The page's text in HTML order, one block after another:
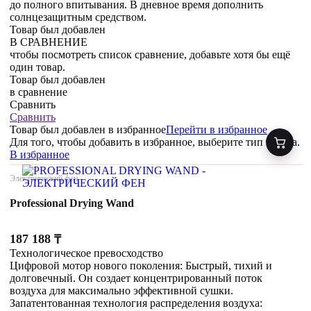
до полного впитывания. В дневное время дополнить
солнцезащитным средством.
Товар был добавлен
В СРАВНЕНИЕ
чтобы посмотреть список сравнение, добавьте хотя бы ещё
один товар.
Товар был добавлен
в сравнение
Сравнить
Сравнить
Товар был добавлен в избранноеПерейти в избранное
Для того, чтобы добавить в избранное, выберите тип товара.
В избранное
Электрический фен
Professional Drying Wand
187 188 ₸
Технологическое превосходство
Цифровой мотор нового поколения: Быстрый, тихий и
долговечный. Он создает концентрированный поток
воздуха для максимально эффективной сушки.
Запатентованная технология распределения воздуха: